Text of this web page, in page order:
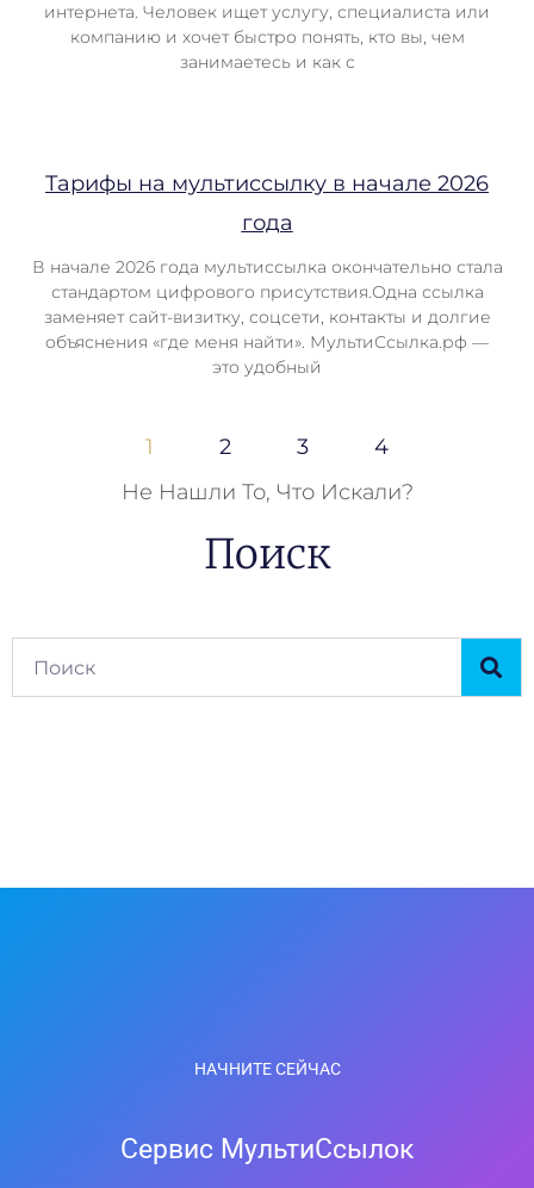
интернета. Человек ищет услугу, специалиста или
компанию и хочет быстро понять, кто вы, чем
занимаетесь и как с
Тарифы на мультиссылку в начале 2026
года
В начале 2026 года мультиссылка окончательно стала
стандартом цифрового присутствия.Одна ссылка
заменяет сайт-визитку, соцсети, контакты и долгие
объяснения «где меня найти». МультиСсылка.рф —
это удобный
1 2 3
4
Не Нашли То, Что Искали?
Поиск
НАЧНИТЕ СЕЙЧАС
Сервис МультиСсылок